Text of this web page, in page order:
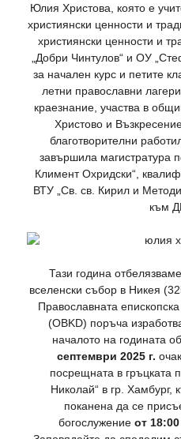
Юлия Христова, която е
християнски ценности и
християнски ценности и
„Добри Чинтулов“ и ОУ
за начален курс и петите
летни православни
краезнание, участва в
Христово и
благотворителни
завършила магистратура
Климент Охридски“,
ВТУ „Св. св. Кирил и
към
Тази година
вселенски събор в Никея
Православната
(OBKD) поръча
началото на годината
септември 2025 г.
посрещната в гръцката
Николай“ в гр. Хамбург,
поканена да се
богослужениеот 18:00